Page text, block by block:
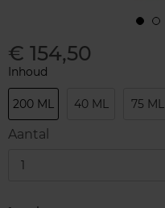
€ 154,50
Inhoud
200 ML 40 ML 75 ML
Aantal
1